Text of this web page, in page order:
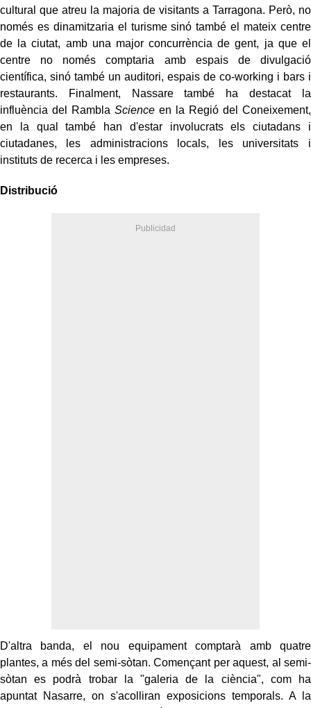
cultural que atreu la majoria de visitants a Tarragona. Però, no
només es dinamitzaria el turisme sinó també el mateix centre
de la ciutat, amb una major concurrència de gent, ja que el
centre no només comptaria amb espais de divulgació
científica, sinó també un auditori, espais de co-working i bars i
restaurants. Finalment,
Nassaretambé ha destacat la
influència del Rambla Science en la Regió del Coneixement,
en la qual també han d'estar involucrats els ciutadans i
ciutadanes, les administracions locals, les universitats i
instituts de recerca i les empreses.
Distribució
D'altra banda, el nou equipament comptarà amb quatre
plantes, a mésdel semi-sòtan. Començant per aquest, al semi-
sòtan es podrà trobar la "galeria de la ciència", com ha
apuntat Nasarre, on s'acolliran exposicions temporals. A la